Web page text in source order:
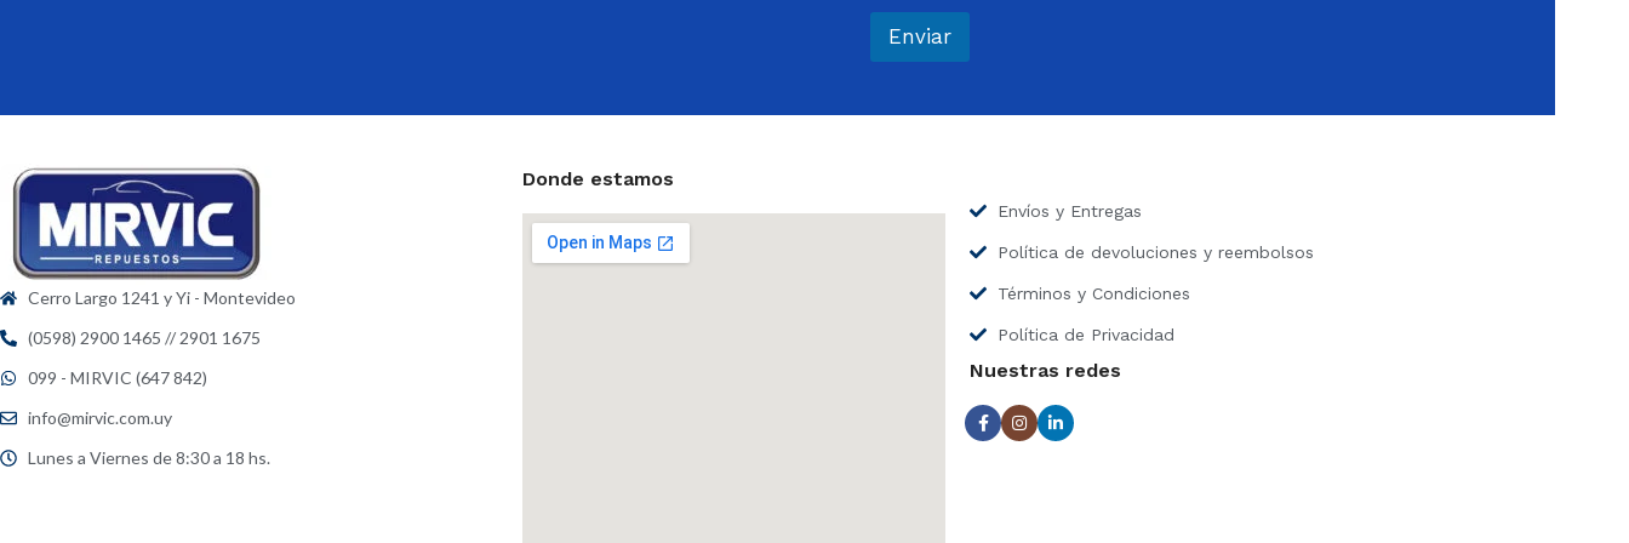
r
o
ó
Enviar
Cerro Largo 1241 y Yi - Montevideo
(0598) 2900 1465 // 2901 1675
099 - MIRVIC (647 842)
info@mirvic.com.uy
Lunes a Viernes de 8:30 a 18 hs.
Donde estamos
Envíos y Entregas
Política de devoluciones y reembolsos
Términos y Condiciones
Política de Privacidad
Nuestras redes